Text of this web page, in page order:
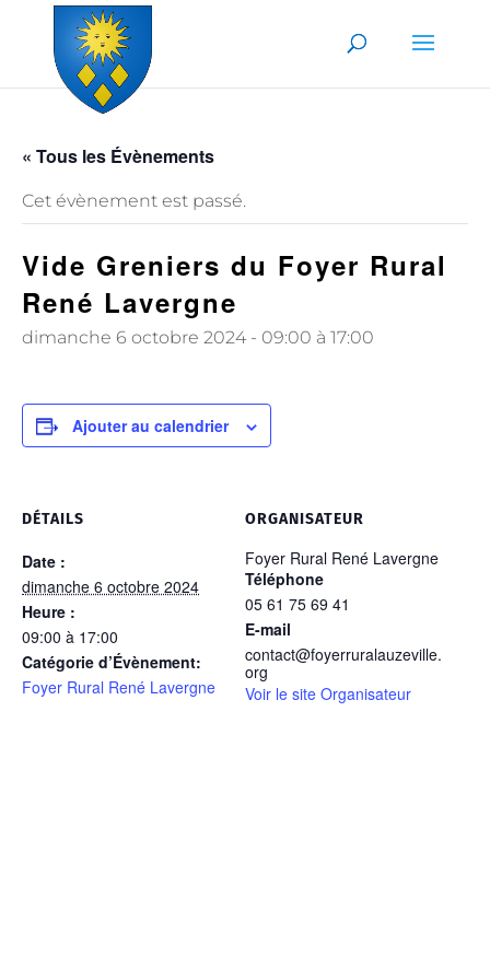
Skip to content
« Tous les Évènements
Cet évènement est passé.
Vide Greniers du Foyer Rural
René Lavergne
dimanche 6 octobre 2024 - 09:00 à 17:00
Ajouter au calendrier
DÉTAILS
Date :
dimanche 6 octobre 2024
Heure :
09:00 à 17:00
Catégorie d’Évènement:
Foyer Rural René Lavergne
ORGANISATEUR
Foyer Rural René Lavergne
Téléphone
05 61 75 69 41
E-mail
contact@foyerruralauzeville.
org
Voir le site Organisateur